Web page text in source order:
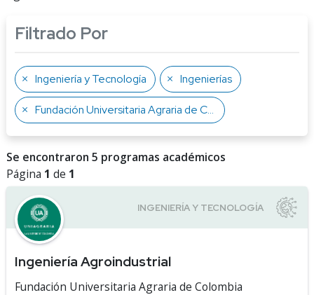
Filtrado Por
Ingeniería y Tecnología Ingenierías
Fundación Universitaria Agraria de Colombia
Se encontraron 5 programas académicos
Página 1 de 1
Ingeniería Agroindustrial
Fundación Universitaria Agraria de Colombia